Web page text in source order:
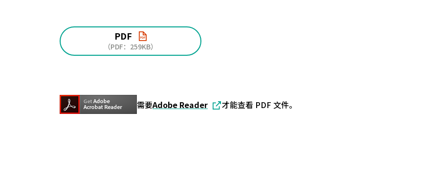
PDF
（PDF：259KB）
需要Adobe Reader 才能查看 PDF 文件。